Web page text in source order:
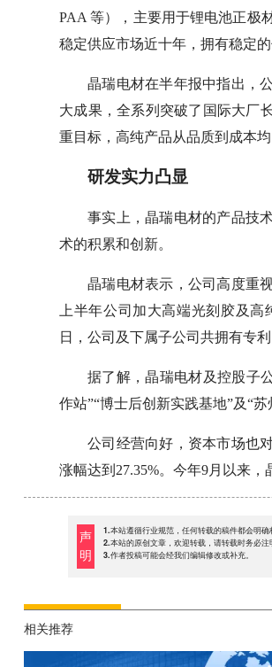
PAA 等），主要用于锂电池正极
稳定供应市场近十年，拥有稳定
晶瑞电材在半年报中指出，
大成果，全系列突破了国际大厂
重目标，高纯产品从品质到成本
研发实力凸显
事实上，晶瑞电材的产品技
术的积累和创新。
晶瑞电材表示，公司高度重
上半年公司加大高端光刻胶及
日，公司及下属子公司共拥有专
据了解，晶瑞电材及控股子
作站”“博士后创新实践基地”及“苏
公司经营向好，资本市场也
涨幅达到27.35%。今年9月以来，
声
明
1.本站遵循行业规范，任何转载的稿件都会明确
2.本站的原创文章，欢迎转载，请转载时务必
3.作者投稿可能会经我们编辑修改或补充。
相关推荐